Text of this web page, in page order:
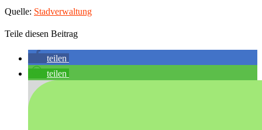
Quelle: Stadverwaltung
Teile diesen Beitrag
teilen
teilen